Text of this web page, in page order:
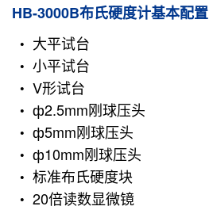
HB-3000B布氏硬度计基本配置
大平试台
小平试台
V形试台
ф2.5mm刚球压头
ф5mm刚球压头
ф10mm刚球压头
标准布氏硬度块
20倍读数显微镜